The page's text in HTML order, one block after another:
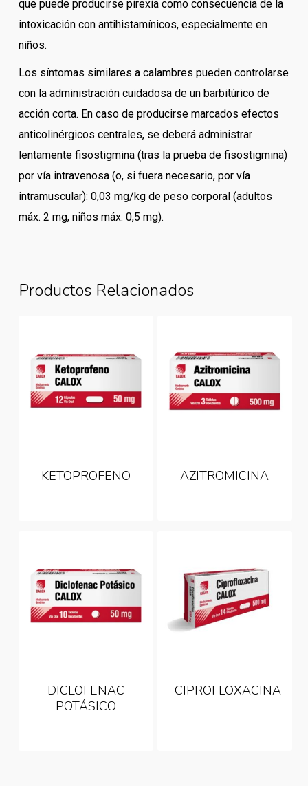
que puede producirse pirexia como consecuencia de la
intoxicación con antihistamínicos, especialmente en
niños.
Los síntomas similares a calambres pueden controlarse
con la administración cuidadosa de un barbitúrico de
acción corta. En caso de producirse marcados efectos
anticolinérgicos centrales, se deberá administrar
lentamente fisostigmina (tras la prueba de fisostigmina)
por vía intravenosa (o, si fuera necesario, por vía
intramuscular): 0,03 mg/kg de peso corporal (adultos
máx. 2 mg, niños máx. 0,5 mg).
Productos Relacionados
KETOPROFENO AZITROMICINA
DICLOFENAC
POTÁSICO
CIPROFLOXACINA